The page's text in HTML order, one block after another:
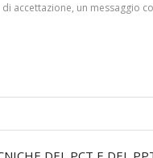
accettazione, un messaggio